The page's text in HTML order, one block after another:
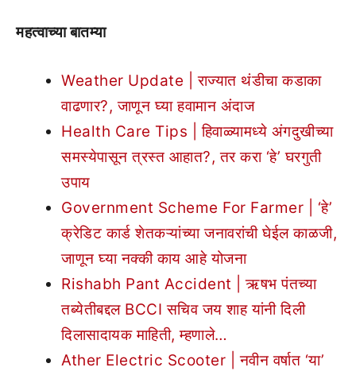
महत्वाच्या बातम्या
Weather Update | राज्यात थंडीचा कडाका
वाढणार?, जाणून घ्या हवामान अंदाज
Health Care Tips | हिवाळ्यामध्ये अंगदुखीच्या
समस्येपासून त्रस्त आहात?, तर करा ‘हे’ घरगुती
उपाय
Government Scheme For Farmer | ‘हे’
क्रेडिट कार्ड शेतकऱ्यांच्या जनावरांची घेईल काळजी,
जाणून घ्या नक्की काय आहे योजना
Rishabh Pant Accident | ऋषभ पंतच्या
तब्येतीबद्दल BCCI सचिव जय शाह यांनी दिली
दिलासादायक माहिती, म्हणाले…
Ather Electric Scooter | नवीन वर्षात ‘या’